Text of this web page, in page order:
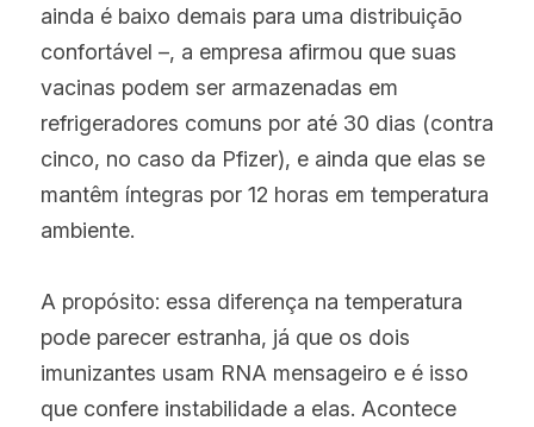
ainda é baixo demais para uma distribuição
confortável –, a empresa afirmou que suas
vacinas podem ser armazenadas em
refrigeradores comuns por até 30 dias (contra
cinco, no caso da Pfizer), e ainda que elas se
mantêm íntegras por 12 horas em temperatura
ambiente.
A propósito: essa diferença na temperatura
pode parecer estranha, já que os dois
imunizantes usam RNA mensageiro e é isso
que confere instabilidade a elas. Acontece